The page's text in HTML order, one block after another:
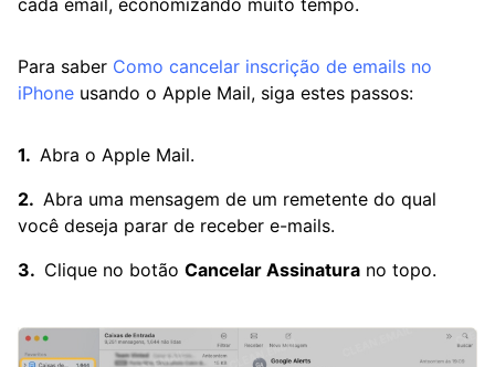
Para saber Como cancelar inscrição de emails no
iPhone usando o Apple Mail, siga estes passos:
Abra o Apple Mail.
Abra uma mensagem de um remetente do qual
você deseja parar de receber e-mails.
Clique no botão Cancelar Assinatura no topo.